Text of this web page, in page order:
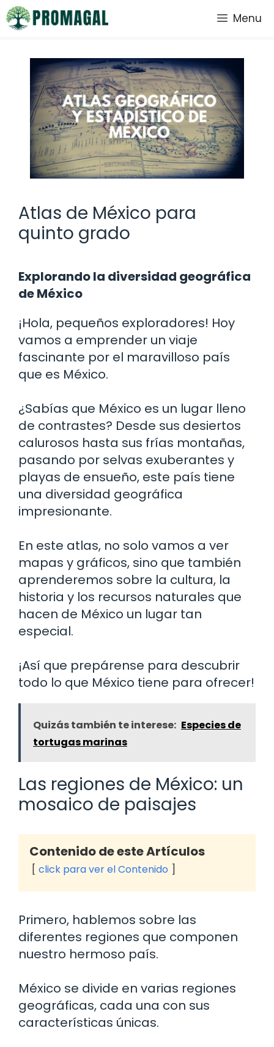
Saltar
al
Menu
Atlas de México para
quinto grado
Explorando la diversidad geográfica
de México
¡Hola, pequeños exploradores! Hoy
vamos a emprender un viaje
fascinante por el maravilloso país
que es México.
¿Sabías que México es un lugar lleno
de contrastes? Desde sus desiertos
calurosos hasta sus frías montañas,
pasando por selvas exuberantes y
playas de ensueño, este país tiene
una diversidad geográfica
impresionante.
En este atlas, no solo vamos a ver
mapas y gráficos, sino que también
aprenderemos sobre la cultura, la
historia y los recursos naturales que
hacen de México un lugar tan
especial.
¡Así que prepárense para descubrir
todo lo que México tiene para ofrecer!
Quizás también te interese: Especies de
tortugas marinas
Las regiones de México: un
mosaico de paisajes
Contenido de este Artículos
click para ver el Contenido
Primero, hablemos sobre las
diferentes regiones que componen
nuestro hermoso país.
México se divide en varias regiones
geográficas, cada una con sus
características únicas.